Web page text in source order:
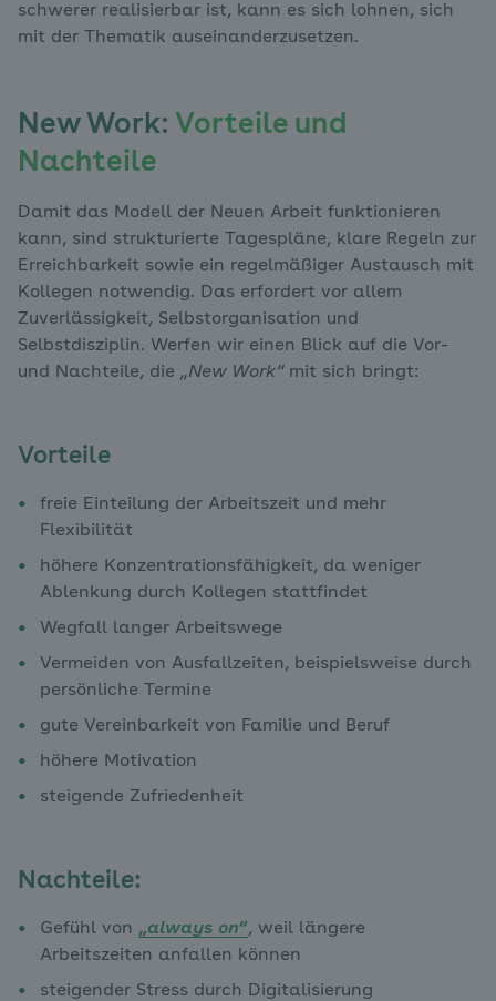
schwerer realisierbar ist, kann es sich lohnen, sich
mit der Thematik auseinanderzusetzen.
New Work: Vorteile und
Nachteile
Damit das Modell der Neuen Arbeit funktionieren
kann, sind strukturierte Tagespläne, klare Regeln zur
Erreichbarkeit sowie ein regelmäßiger Austausch mit
Kollegen notwendig. Das erfordert vor allem
Zuverlässigkeit, Selbstorganisation und
Selbstdisziplin. Werfen wir einen Blick auf die Vor-
und Nachteile, die „New Work“mit sich bringt:
Vorteile
freie Einteilung der Arbeitszeit und mehr
Flexibilität
höhere Konzentrationsfähigkeit, da weniger
Ablenkung durch Kollegen stattfindet
Wegfall langer Arbeitswege
Vermeiden von Ausfallzeiten, beispielsweise durch
persönliche Termine
gute Vereinbarkeit von Familie und Beruf
höhere Motivation
steigende Zufriedenheit
Nachteile:
Gefühl von „always on“, weil längere
Arbeitszeiten anfallen können
steigender Stress durch Digitalisierung